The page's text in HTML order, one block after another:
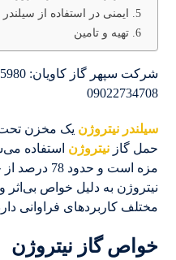
ایمنی در استفاده از سیلندر
تهیه و تامین
09022734708
سیلندر نیتروژن یک مخزن
حمل گازنیتروژن استفاده
مزه است و
نیتروژن به دلیل خواص
مختلف کاربردهای فراوانی
خواص گاز نیتروژن